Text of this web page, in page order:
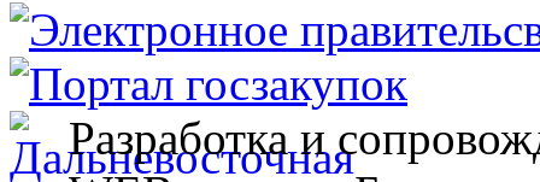
Разработка и